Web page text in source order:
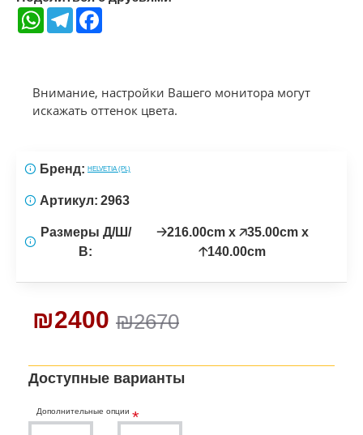
WhatsAppTelegram
Внимание, настройки Вашего монитора могут
искажать оттенок цвета.
₪2670
₪2400
Бренд: HELVETIA (PL)
Артикул: 2963
Размеры Д/Ш/
В:
🡢216.00cm x 🡥35.00cm x
🡡140.00cm
Доступные варианты
Дополнительные опции